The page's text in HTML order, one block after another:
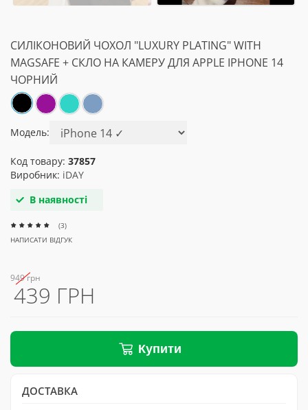
СИЛІКОНОВИЙ ЧОХОЛ "LUXURY PLATING" WITH
MAGSAFE + СКЛО НА КАМЕРУ ДЛЯ APPLE IPHONE 14
ЧОРНИЙ
Модель:
Код товару: 37857
Виробник: iDAY
В наявності
(3)
НАПИСАТИ ВІДГУК
949 грн
439 ГРН
Купити
ДОСТАВКА